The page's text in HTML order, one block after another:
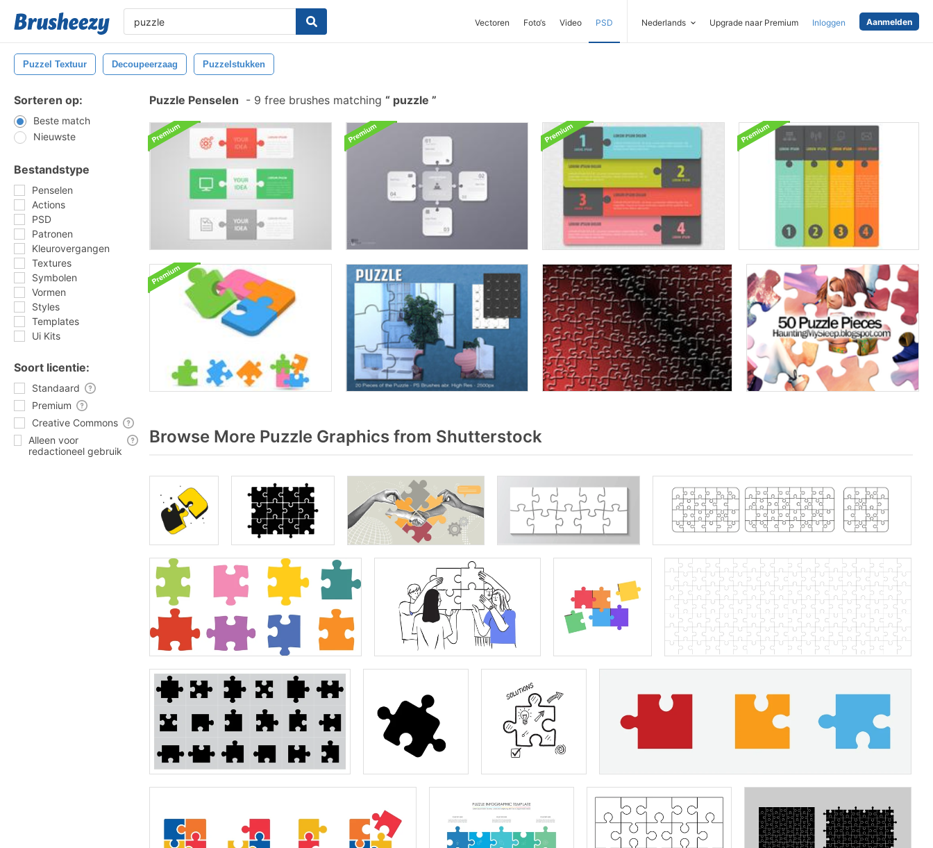
Vectoren Foto‘s Video PSD Nederlands Upgrade naar Premium Inloggen Aanmelden
Puzzel Textuur Decoupeerzaag Puzzelstukken
Sorteren op:
Beste match
Nieuwste
Bestandstype
Penselen
Actions
PSD
Patronen
Kleurovergangen
Textures
Symbolen
Vormen
Styles
Templates
Ui Kits
Soort licentie:
Standaard
Premium
Creative Commons
Alleen voor
redactioneel gebruik
Puzzle Penselen - 9 free brushes matching puzzle
Browse More Puzzle Graphics from Shutterstock